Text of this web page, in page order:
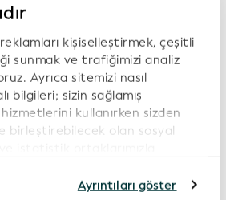
kişiselleştirmek, çeşitli
sunmak ve trafiğimizi analiz
Ayrıca sitemizi nasıl
bilgileri; sizin sağlamış
kullanırken sizden
birleştirebilecek olan sosyal
çerez politikamıza rıza
Ayrıntıları göster
ve GLEIF bu konu üzerinde
Kimlik Kodlarının Kurulumu..."
bir başka eylem olarak FSB,
Komitesi (ROC) ve ulusal
içinde LEI'yi geliştirmenin